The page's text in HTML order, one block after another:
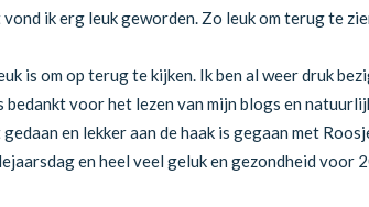
ik erg leuk geworden. Zo leuk om terug te
is om op terug te kijken. Ik ben al weer druk
voor het lezen van mijn blogs en
en lekker aan de haak is gegaan met
en heel veel geluk en gezondheid voor